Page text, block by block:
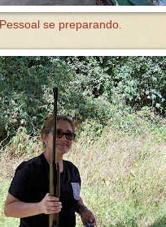
Pessoal se preparando.